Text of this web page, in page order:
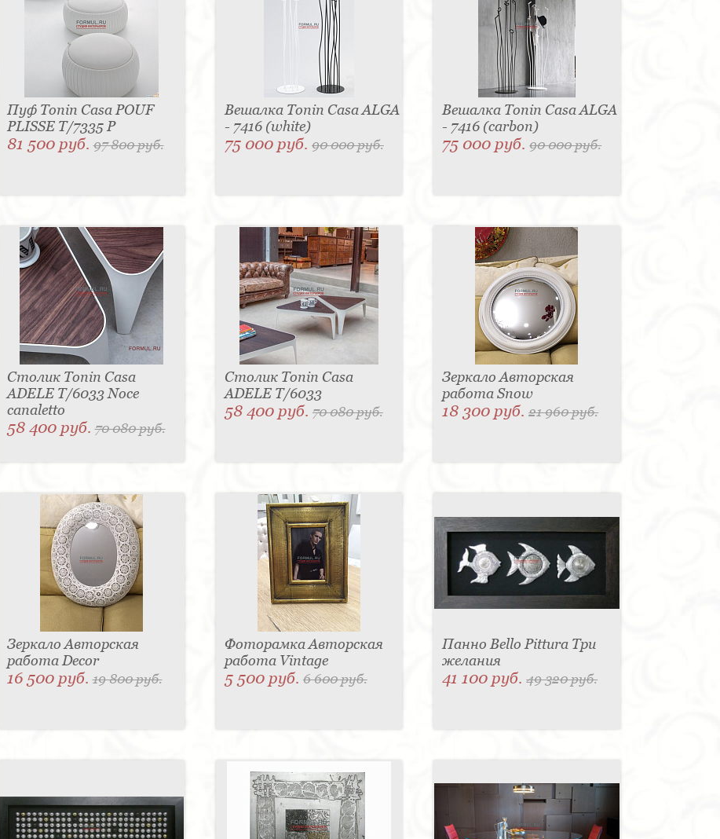
Пуф Tonin Casa POUF
PLISSE T/7335 P
81 500 руб.97 800 руб.
Вешалка Tonin Casa ALGA
- 7416 (white)
75 000 руб. 90 000 руб.
Вешалка Tonin Casa ALGA
- 7416 (carbon)
75 000 руб.90 000 руб.
Столик Tonin Casa
ADELE T/6033 Noce
canaletto
58 400 руб.70 080 руб.
Столик Tonin Casa
ADELE T/6033
58 400 руб. 70 080 руб.
Зеркало Авторская
работа Snow
18 300 руб.21 960 руб.
Зеркало Авторская
работа Decor
16 500 руб.19 800 руб.
Фоторамка Авторская
работа Vintage
5 500 руб. 6 600 руб.
Панно Bello Pittura Три
желания
41 100 руб.49 320 руб.